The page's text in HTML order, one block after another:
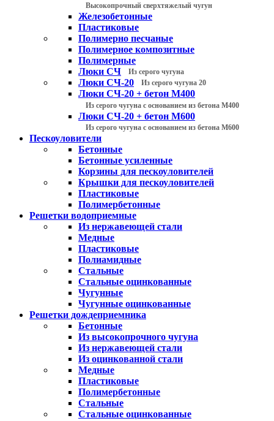
Высокопрочный сверхтяжелый чугун
Железобетонные
Пластиковые
Полимерно песчаные
Полимерное композитные
Полимерные
Люки СЧ
Из серого чугуна
Люки СЧ-20 Из серого чугуна 20
Люки СЧ-20 + бетон М400
Из серого чугуна с основанием из бетона М400
Люки СЧ-20 + бетон М600
Из серого чугуна с основанием из бетона М600
Пескоуловители
Бетонные
Бетонные усиленные
Корзины для пескоуловителей
Крышки для пескоуловителей
Пластиковые
Полимербетонные
Решетки водоприемные
Из нержавеющей стали
Медные
Пластиковые
Полиамидные
Стальные
Стальные оцинкованные
Чугунные
Чугунные оцинкованные
Решетки дождеприемника
Бетонные
Из высокопрочного чугуна
Из нержавеющей стали
Из оцинкованной стали
Медные
Пластиковые
Полимербетонные
Стальные
Стальные оцинкованные